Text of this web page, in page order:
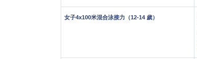
女子4x100米混合泳接力（12-14 歲）